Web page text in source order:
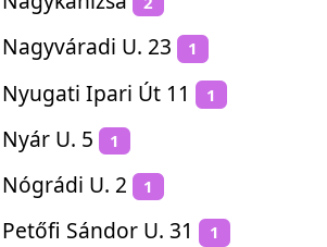
Nagyváradi U. 23 1
Nyugati Ipari Út 11 1
Nyár U. 5 1
Nógrádi U. 2 1
Petőfi Sándor U. 31 1